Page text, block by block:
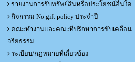
รายงานการรับทรัพย์สินหรือประโยชน์อื่นใด
กิจกรรม No gift policy ประจำปี
คณะทำงานและคณะที่ปรึกษาการขับเคลื่อน
จริยธรรม
ระเบียบ/กฎหมายที่เกี่ยวข้อง